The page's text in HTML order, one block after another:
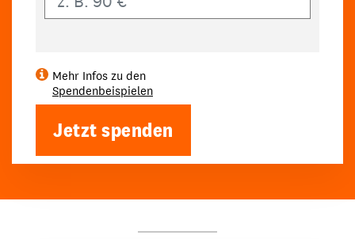
Mehr Infos zu den
Spendenbeispielen
Jetzt spenden